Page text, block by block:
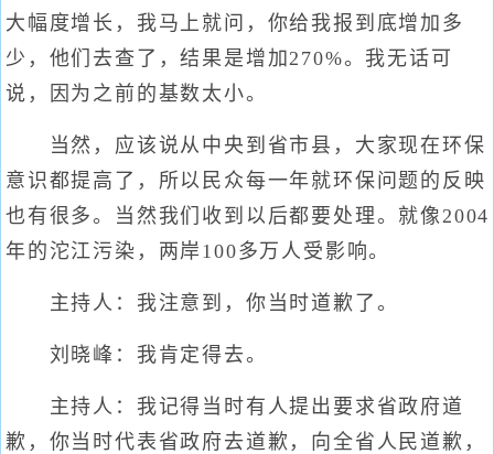
大幅度增长，我马上就问，你给我报到底增加多
少，他们去查了，结果是增加270%。我无话可
说，因为之前的基数太小。
当然，应该说从中央到省市县，大家现在环保
意识都提高了，所以民众每一年就环保问题的反映
也有很多。当然我们收到以后都要处理。就像2004
年的沱江污染，两岸100多万人受影响。
主持人：我注意到，你当时道歉了。
刘晓峰：我肯定得去。
主持人：我记得当时有人提出要求省政府道
歉，你当时代表省政府去道歉，向全省人民道歉，